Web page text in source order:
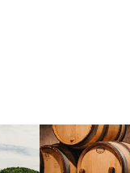
Instagram